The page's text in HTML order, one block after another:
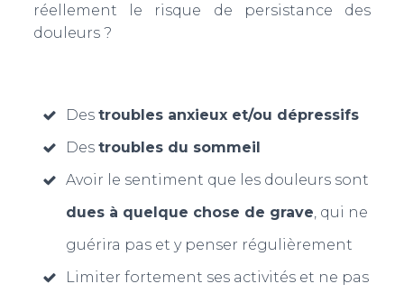
réellement le risque de persistance des
douleurs ?
Des troubles anxieux et/ou dépressifs
Des troubles du sommeil
Avoir le sentiment que les douleurs sont
dues à quelque chose de grave , qui ne
guérira pas et y penser régulièrement
Limiter fortement ses activités et ne pas